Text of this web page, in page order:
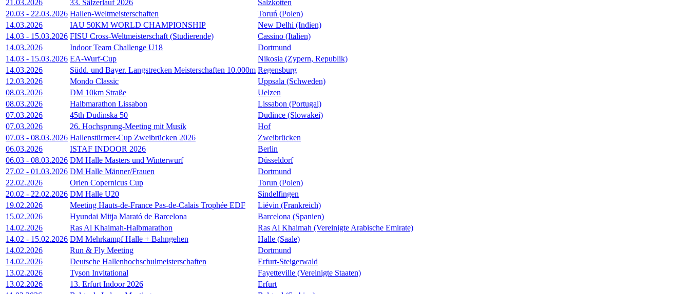
21.03.2026
33. Sälzerlauf 2026
Salzkotten
20.03 - 22.03.2026 Hallen-Weltmeisterschaften
Toruń (Polen)
14.03.2026
IAU 50KM WORLD CHAMPIONSHIP
New Delhi (Indien)
14.03 - 15.03.2026 FISU Cross-Weltmeisterschaft (Studierende)
Cassino (Italien)
14.03.2026
Indoor Team Challenge U18
Dortmund
14.03 - 15.03.2026 EA-Wurf-Cup
Nikosia (Zypern, Republik)
14.03.2026
Südd. und Bayer. Langstrecken Meisterschaften 10.000m Regensburg
12.03.2026
Mondo Classic
Uppsala (Schweden)
08.03.2026
DM 10km Straße
Uelzen
08.03.2026
Halbmarathon Lissabon
Lissabon (Portugal)
07.03.2026
45th Dudinska 50
Dudince (Slowakei)
07.03.2026
26. Hochsprung-Meeting mit Musik
Hof
07.03 - 08.03.2026 Hallenstürmer-Cup Zweibrücken 2026
Zweibrücken
06.03.2026
ISTAF INDOOR 2026
Berlin
06.03 - 08.03.2026 DM Halle Masters und Winterwurf
Düsseldorf
27.02 - 01.03.2026 DM Halle Männer/Frauen
Dortmund
22.02.2026
Orlen Copernicus Cup
Torun (Polen)
20.02 - 22.02.2026 DM Halle U20
Sindelfingen
19.02.2026
Meeting Hauts-de-France Pas-de-Calais Trophée EDF
Liévin (Frankreich)
15.02.2026
Hyundai Mitja Marató de Barcelona
Barcelona (Spanien)
14.02.2026
Ras Al Khaimah-Halbmarathon
Ras Al Khaimah (Vereinigte Arabische Emirate)
14.02 - 15.02.2026 DM Mehrkampf Halle + Bahngehen
Halle (Saale)
14.02.2026
Run & Fly Meeting
Dortmund
14.02.2026
Deutsche Hallenhochschulmeisterschaften
Erfurt-Steigerwald
13.02.2026
Tyson Invitational
Fayetteville (Vereinigte Staaten)
13.02.2026
13. Erfurt Indoor 2026
Erfurt